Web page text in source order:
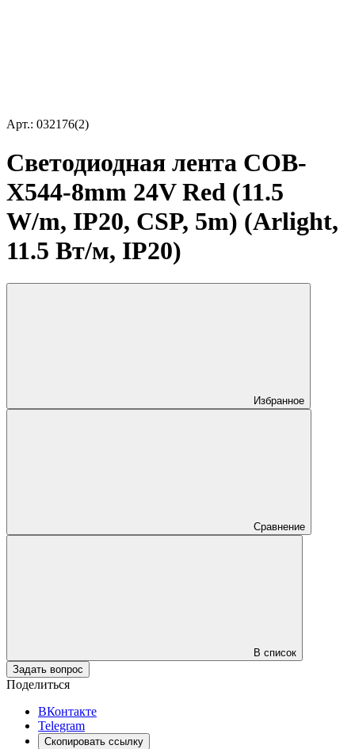
Арт.: 032176(2)
Светодиодная лента COB-
X544-8mm 24V Red (11.5
W/m, IP20, CSP, 5m) (Arlight,
11.5 Вт/м, IP20)
Избранное
Сравнение
В список
Задать вопрос
Поделиться
ВКонтакте
Telegram
Скопировать ссылку